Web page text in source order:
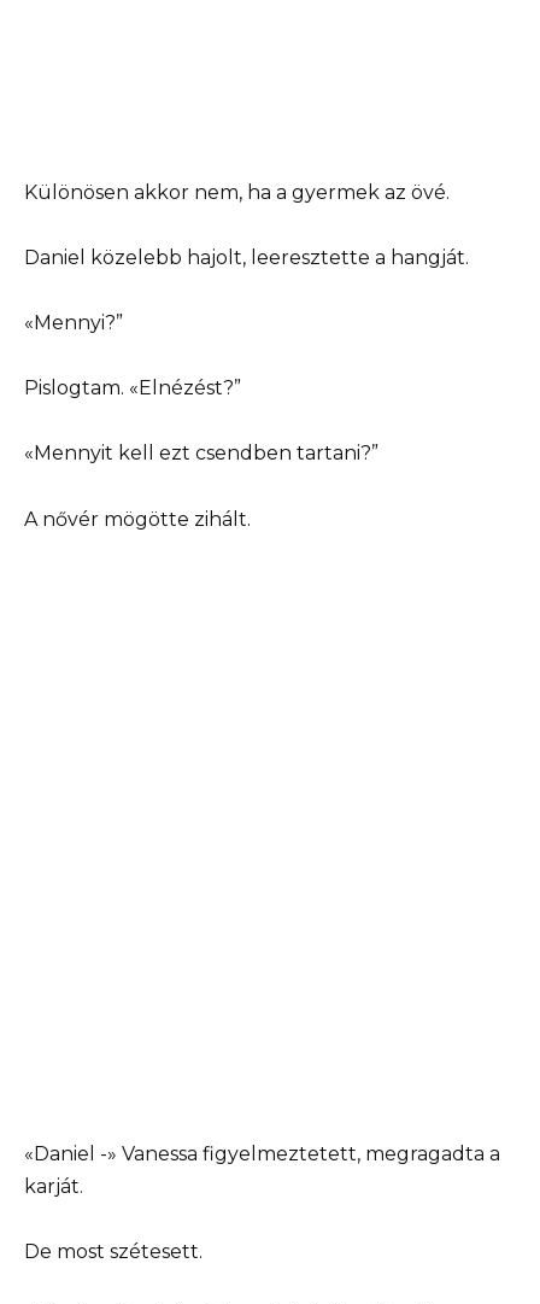
Különösen akkor nem, ha a gyermek az övé.
Daniel közelebb hajolt, leeresztette a hangját.
«Mennyi?”
Pislogtam. «Elnézést?”
«Mennyit kell ezt csendben tartani?”
A nővér mögötte zihált.
«Daniel -» Vanessa figyelmeztetett, megragadta a
karját.
De most szétesett.